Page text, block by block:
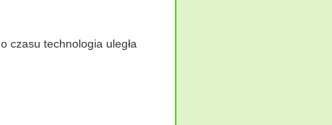
czasu technologia uległa